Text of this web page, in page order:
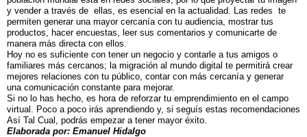
y vender a través de ellas, es esencial en la actualidad. Las redes te
permiten generar una mayor cercanía con tu audiencia, mostrar tus
productos, hacer encuestas, leer sus comentarios y comunicarte de
manera más directa con ellos.
Hoy no es suficiente con tener un negocio y contarle a tus amigos o
familiares más cercanos; la migración al mundo digital te permitirá crear
mejores relaciones con tu público, contar con más cercanía y generar
una comunicación constante para mejorar.
Si no lo has hecho, es hora de reforzar tu emprendimiento en el campo
virtual. Poco a poco irás aprendiendo y, si seguís estas recomendaciones
Así Tal Cual, podrás empezar a tener mayor éxito.
Elaborada por: Emanuel Hidalgo